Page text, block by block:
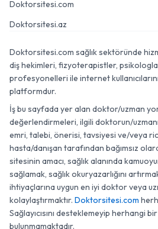
Doktorsitesi.com
Doktorsitesi.az
Doktorsitesi.com sağlık sektöründe
diş hekimleri, fizyoterapistler,
profesyonelleri ile internet
platformdur.
İş bu sayfada yer alan doktor/uzman
değerlendirmeleri, ilgili doktorun/
emri, talebi, önerisi, tavsiyesi ve/veya
hasta/danışan tarafından bağımsız
sitesinin amacı, sağlık alanında
sağlamak, sağlık okuryazarlığını
ihtiyaçlarına uygun en iyi doktor veya
kolaylaştırmaktır. Doktorsitesi.com
Sağlayıcısını desteklemeyip herhangi
bulunmamaktadır.